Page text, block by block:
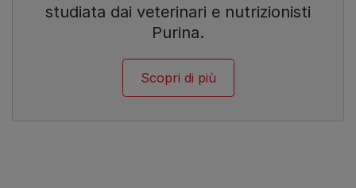
studiata dai veterinari e nutrizionisti
Purina.
Scopri di più